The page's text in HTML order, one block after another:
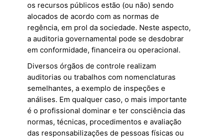
os recursos públicos estão (ou não) sendo
alocados de acordo com as normas de
regência, em prol da sociedade. Neste aspecto,
a auditoria governamental pode se desdobrar
em conformidade, financeira ou operacional.
Diversos órgãos de controle realizam
auditorias ou trabalhos com nomenclaturas
semelhantes, a exemplo de inspeções e
análises. Em qualquer caso, o mais importante
é o profissional dominar e ter consciência das
normas, técnicas, procedimentos e avaliação
das responsabilizações de pessoas físicas ou